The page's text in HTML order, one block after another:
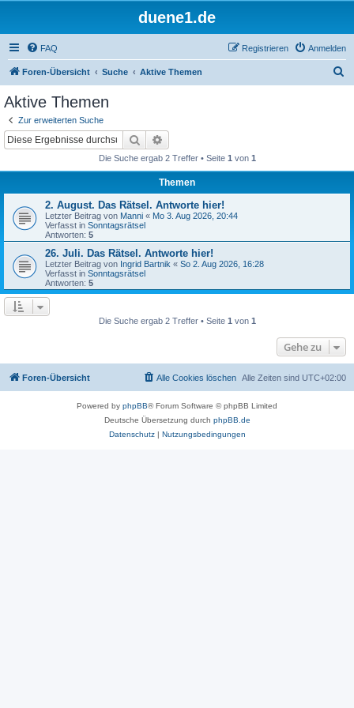
duene1.de
FAQ Anmelden
Registrieren
Foren-Übersicht Suche Aktive Themen
Aktive Themen
Zur erweiterten Suche
Suche
Die Suche ergab 2 Treffer • Seite 1 von 1
Themen
2. August. Das Rätsel. Antworte hier!
Letzter Beitrag von Manni « Mo 3. Aug 2026, 20:44
Verfasst in Sonntagsrätsel
Antworten: 5
26. Juli. Das Rätsel. Antworte hier!
Letzter Beitrag von Ingrid Bartnik « So 2. Aug 2026, 16:28
Verfasst in Sonntagsrätsel
Antworten: 5
Die Suche ergab 2 Treffer • Seite 1 von 1
Gehe zu
Foren-Übersicht Alle Zeiten sind UTC+02:00
Alle Cookies löschen
Powered by phpBB® Forum Software © phpBB Limited
Deutsche Übersetzung durch phpBB.de
Datenschutz| Nutzungsbedingungen